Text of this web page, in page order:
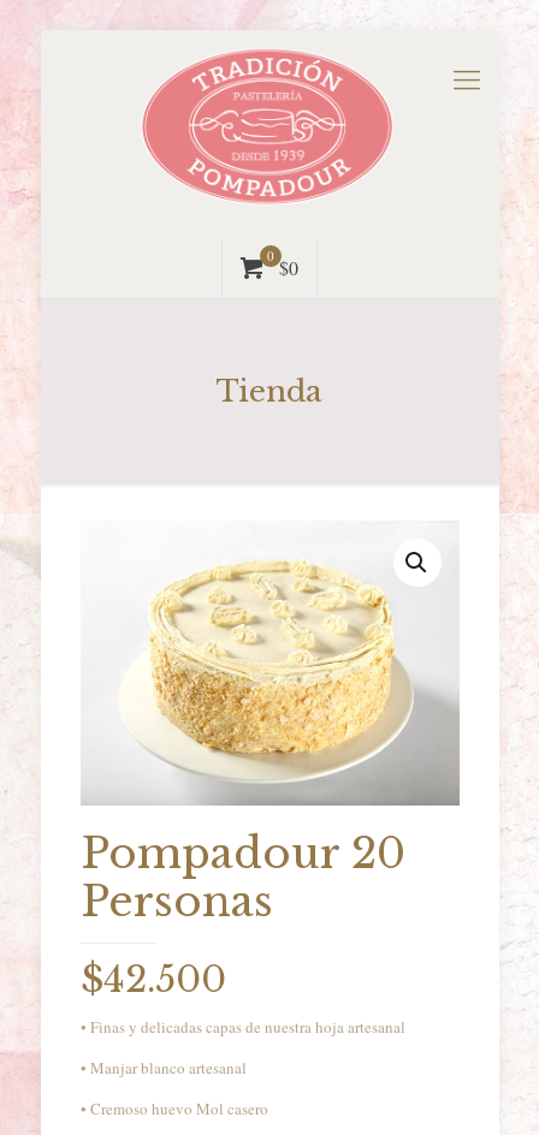
0 $0
Tienda
Pompadour 20
Personas
$42.500
• Finas y delicadas capas de nuestra hoja artesanal
• Manjar blanco artesanal
• Cremoso huevo Mol casero